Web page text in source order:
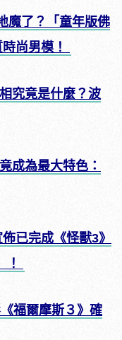
魔了？「童年版佛
尚男模！
究竟是什麼？波
成為最大特色：
已完成《怪獸3》
！
福爾摩斯３》確